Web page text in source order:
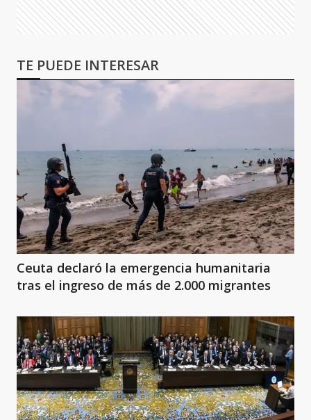
TE PUEDE INTERESAR
Ceuta declaró la emergencia humanitaria
tras el ingreso de más de 2.000 migrantes